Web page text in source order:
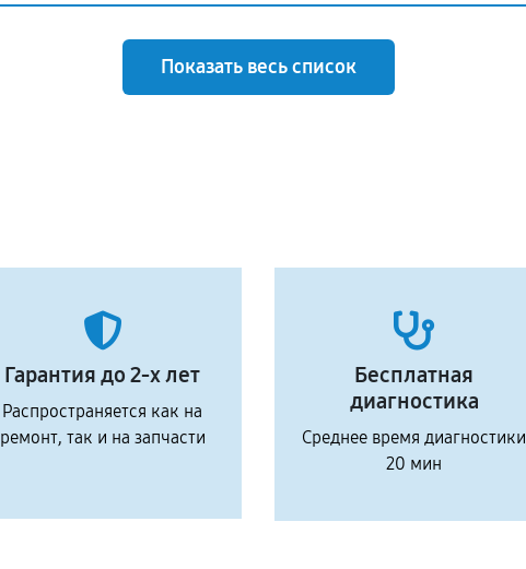
Показать весь список
Гарантия до 2-х лет
Распространяется как на
ремонт, так и на запчасти
Бесплатная
диагностика
Среднее время диагностики
20 мин